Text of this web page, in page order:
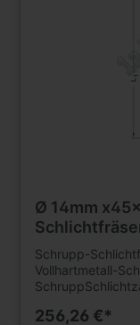
Ø 14mm
Beschichtet
Schrupp-
Vollhartmetall-
mechanischen
256,26 €*